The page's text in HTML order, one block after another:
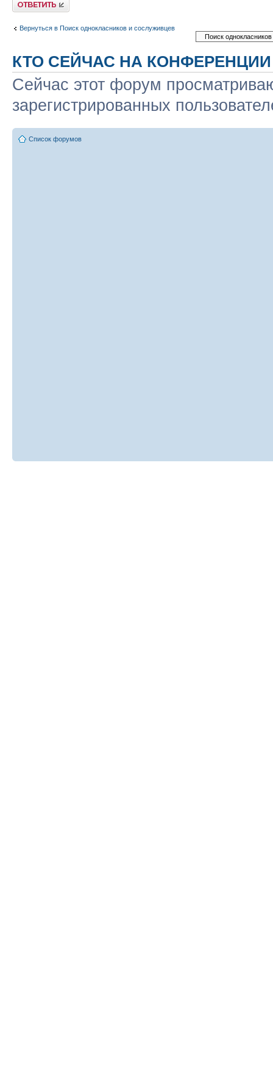
Вернуться в Поиск однокласников и сослуживцев
КТО СЕЙЧАС НА КОНФЕРЕНЦИИ
Сейчас этот форум
зарегистрированных
Список форумов